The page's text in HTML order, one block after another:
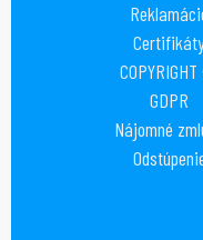
GDPR
Nájomné